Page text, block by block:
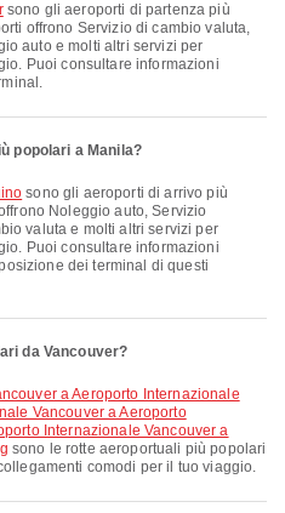
sono gli aeroporti di partenza più
offrono Servizio di cambio valuta,
auto e molti altri servizi per
Puoi consultare informazioni
popolari a Manila?
sono gli aeroporti di arrivo più
Noleggio auto, Servizio
valuta e molti altri servizi per
Puoi consultare informazioni
dei terminal di questi
da Vancouver?
Vancouver a Aeroporto
Internazionale Vancouver a
sono le rotte aeroportuali più popolari
comodi per il tuo viaggio.